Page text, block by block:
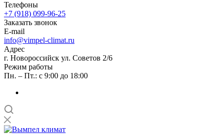
Телефоны
+7 (918) 099-96-25
Заказать звонок
E-mail
info@vimpel-climat.ru
Адрес
г. Новороссийск ул. Советов 2/6
Режим работы
Пн. – Пт.: с 9:00 до 18:00